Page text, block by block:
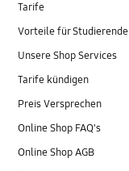
Tarife
Vorteile für Studierende
Unsere Shop Services
Tarife kündigen
Preis Versprechen
Online Shop FAQ's
Online Shop AGB